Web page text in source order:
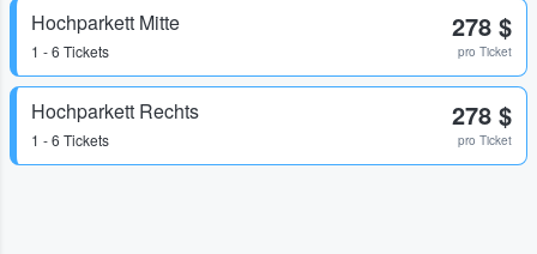
Hochparkett Mitte
1 - 6 Tickets
278 $
pro Ticket
Hochparkett Rechts
1 - 6 Tickets
278 $
pro Ticket